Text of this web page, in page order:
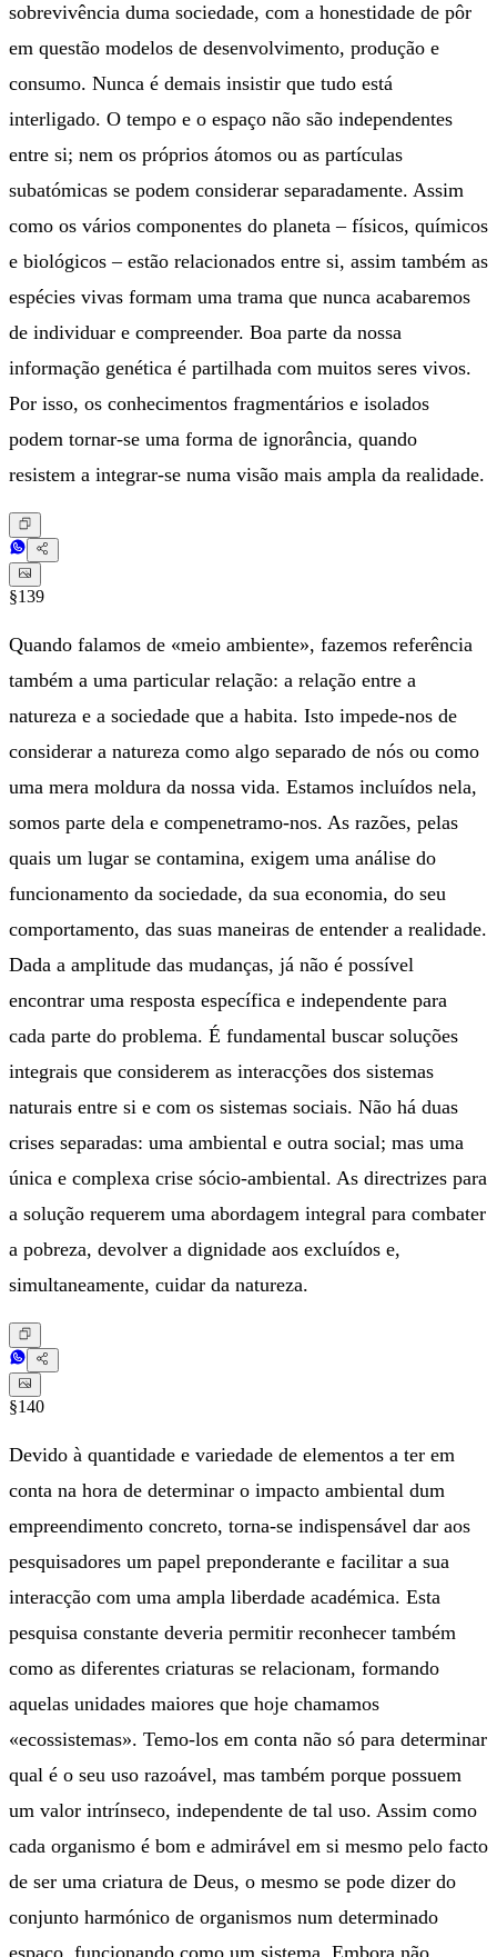
sobrevivência duma sociedade, com a honestidade de pôr
em questão modelos de desenvolvimento, produção e
consumo. Nunca é demais insistir que tudo está
interligado. O tempo e o espaço não são independentes
entre si; nem os próprios átomos ou as partículas
subatómicas se podem considerar separadamente. Assim
como os vários componentes do planeta – físicos, químicos
e biológicos – estão relacionados entre si, assim também as
espécies vivas formam uma trama que nunca acabaremos
de individuar e compreender. Boa parte da nossa
informação genética é partilhada com muitos seres vivos.
Por isso, os conhecimentos fragmentários e isolados
podem tornar-se uma forma de ignorância, quando
resistem a integrar-se numa visão mais ampla da realidade.
§139
Quando falamos de «meio ambiente», fazemos referência
também a uma particular relação: a relação entre a
natureza e a sociedade que a habita. Isto impede-nos de
considerar a natureza como algo separado de nós ou como
uma mera moldura da nossa vida. Estamos incluídos nela,
somos parte dela e compenetramo-nos. As razões, pelas
quais um lugar se contamina, exigem uma análise do
funcionamento da sociedade, da sua economia, do seu
comportamento, das suas maneiras de entender a realidade.
Dada a amplitude das mudanças, já não é possível
encontrar uma resposta específica e independente para
cada parte do problema. É fundamental buscar soluções
integrais que considerem as interacções dos sistemas
naturais entre si e com os sistemas sociais. Não há duas
crises separadas: uma ambiental e outra social; mas uma
única e complexa crise sócio-ambiental. As directrizes para
a solução requerem uma abordagem integral para combater
a pobreza, devolver a dignidade aos excluídos e,
simultaneamente, cuidar da natureza.
§140
Devido à quantidade e variedade de elementos a ter em
conta na hora de determinar o impacto ambiental dum
empreendimento concreto, torna-se indispensável dar aos
pesquisadores um papel preponderante e facilitar a sua
interacção com uma ampla liberdade académica. Esta
pesquisa constante deveria permitir reconhecer também
como as diferentes criaturas se relacionam, formando
aquelas unidades maiores que hoje chamamos
«ecossistemas». Temo-los em conta não só para determinar
qual é o seu uso razoável, mas também porque possuem
um valor intrínseco, independente de tal uso. Assim como
cada organismo é bom e admirável em si mesmo pelo facto
de ser uma criatura de Deus, o mesmo se pode dizer do
conjunto harmónico de organismos num determinado